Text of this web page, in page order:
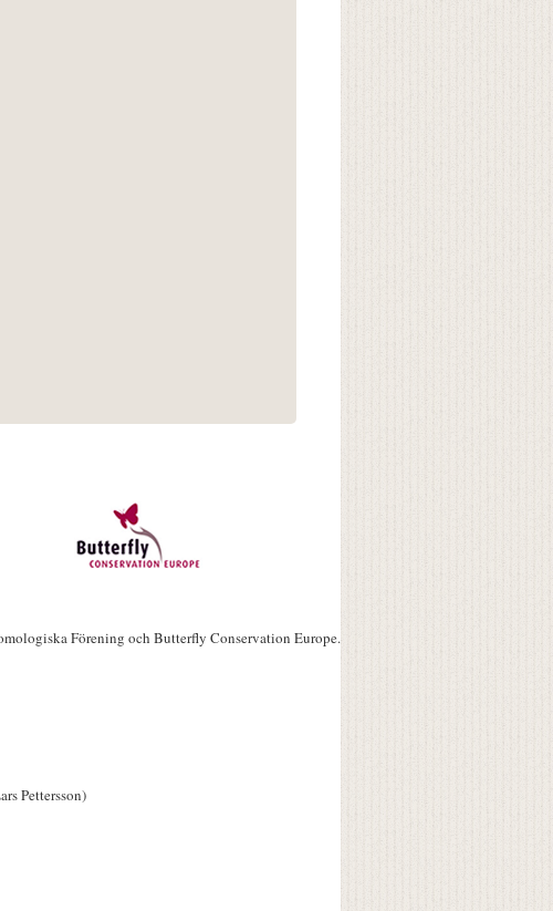
Förening och Butterfly Conservation Europe.
Pettersson)